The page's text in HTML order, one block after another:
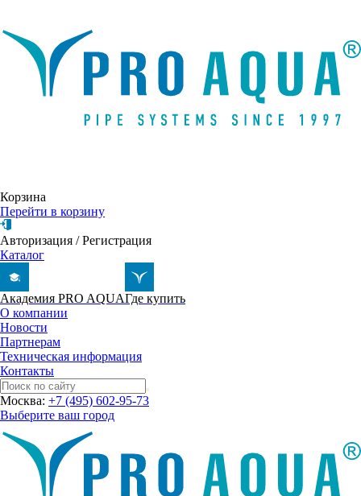
Корзина
Перейти в корзину
Авторизация /Регистрация
Каталог
Академия PRO AQUAГде купить
О компании
Новости
Партнерам
Техническая информация
Контакты
Москва: +7 (495) 602-95-73
Выберите ваш город